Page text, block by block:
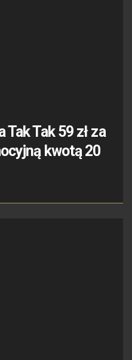
Tak 59 zł za
kwotą 20